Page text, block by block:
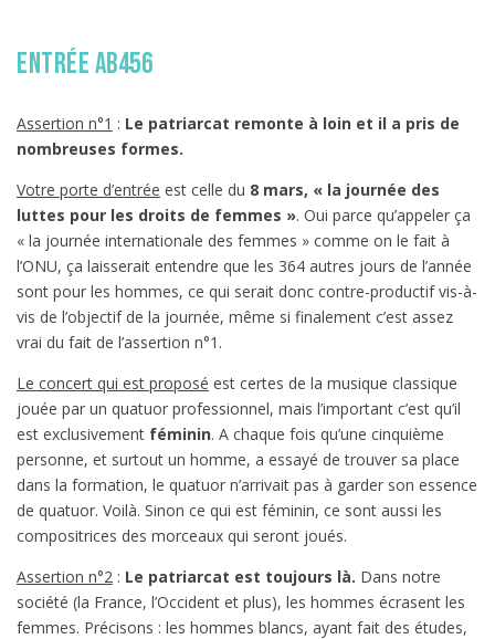
entrée AB456
Assertion n°1 : Le patriarcat remonte à loin et il a pris de
nombreuses formes.
Votre porte d’entrée est celle du 8 mars, « la journée des
luttes pour les droits de femmes ». Oui parce qu’appeler ça
« la journée internationale des femmes » comme on le fait à
l’ONU, ça laisserait entendre que les 364 autres jours de l’année
sont pour les hommes, ce qui serait donc contre-productif vis-à-
vis de l’objectif de la journée, même si finalement c’est assez
vrai du fait de l’assertion n°1.
Le concert qui est proposé est certes de la musique classique
jouée par un quatuor professionnel, mais l’important c’est qu’il
est exclusivement féminin. A chaque fois qu’une cinquième
personne, et surtout un homme, a essayé de trouver sa place
dans la formation, le quatuor n’arrivait pas à garder son essence
de quatuor. Voilà. Sinon ce qui est féminin, ce sont aussi les
compositrices des morceaux qui seront joués.
Assertion n°2 : Le patriarcat est toujours là. Dans notre
société (la France, l’Occident et plus), les hommes écrasent les
femmes. Précisons : les hommes blancs, ayant fait des études,